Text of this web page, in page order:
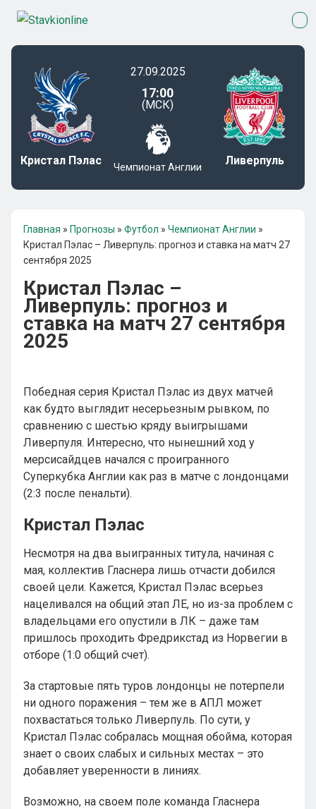
Кристал Пэлас
27.09.2025
17:00
(МСК)
Чемпионат Англии Ливерпуль
Главная » Прогнозы » Футбол » Чемпионат Англии »
Кристал Пэлас – Ливерпуль: прогноз и ставка на матч 27
сентября 2025
Кристал Пэлас –
Ливерпуль: прогноз и
ставка на матч 27 сентября
2025
Победная серия Кристал Пэлас из двух матчей
как будто выглядит несерьезным рывком, по
сравнению с шестью кряду выигрышами
Ливерпуля. Интересно, что нынешний ход у
мерсисайдцев начался с проигранного
Суперкубка Англии как раз в матче с лондонцами
(2:3 после пенальти).
Кристал Пэлас
Несмотря на два выигранных титула, начиная с
мая, коллектив Гласнера лишь отчасти добился
своей цели. Кажется, Кристал Пэлас всерьез
нацеливался на общий этап ЛЕ, но из-за проблем с
владельцами его опустили в ЛК – даже там
пришлось проходить Фредрикстад из Норвегии в
отборе (1:0 общий счет).
За стартовые пять туров лондонцы не потерпели
ни одного поражения – тем же в АПЛ может
похвастаться только Ливерпуль. По сути, у
Кристал Пэлас собралась мощная обойма, которая
знает о своих слабых и сильных местах – это
добавляет уверенности в линиях.
Возможно, на своем поле команда Гласнера